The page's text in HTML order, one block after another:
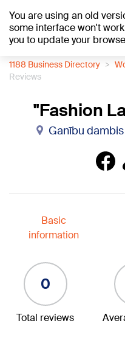
You are using an old
some interface won't
you to update your
+15°C
1188 Business Directory
Reviews
"Fashion
Ganību
Basic
information
0
Total reviews